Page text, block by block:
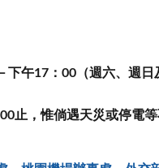
下午17：00（週六、週日
止，惟倘遇天災或停電等